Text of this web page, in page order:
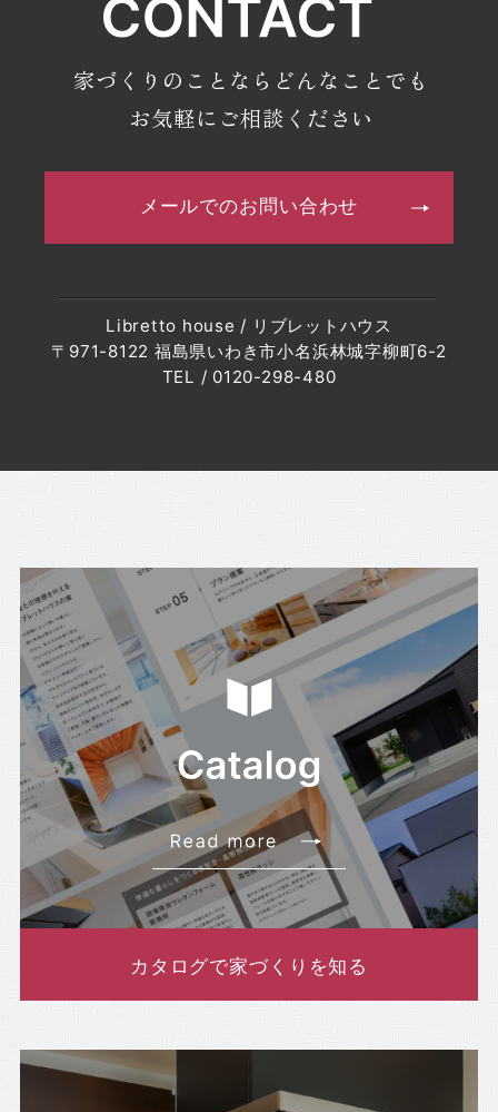
・2023年7月(9記事)
・2023年6月(7記事)
・2023年5月(9記事)
・2023年2月(7記事)
・2022年12月(8記事)
・2022年11月(10記事)
・2022年10月(10記事)
・2022年4月(8記事)
・2022年3月(5記事)
家づくりのことならどんなことでも
お気軽にご相談ください
Libretto house / リブレットハウス
〒971-8122 福島県いわき市小名浜林城字柳町6-2
TEL / 0120-298-480
メールでのお問い合わせ
カタログで家づくりを知る